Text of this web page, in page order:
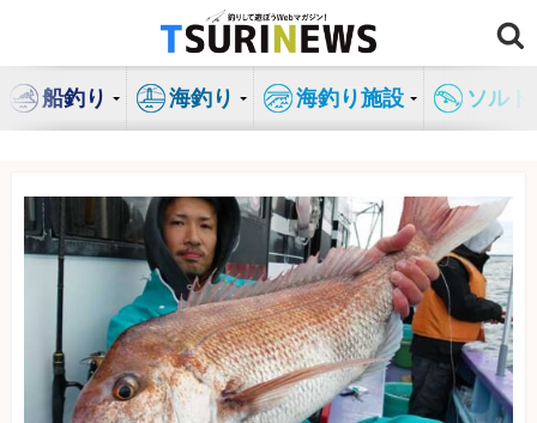
ン
船釣り 海釣り 海釣り施設 ソル